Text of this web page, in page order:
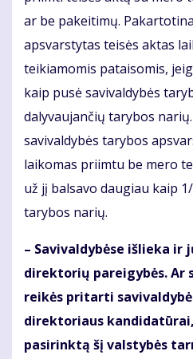
ar be pakeitimų.
apsvarstytas teisės aktas
teikiamomis pataisomis,
kaip pusė savivaldybės
dalyvaujančių tarybos
savivaldybės tarybos
laikomas priimtu be mero
už jį balsavo daugiau kaip
tarybos narių.
– Savivaldybėse išlieka ir
direktorių pareigybės. Ar
reikės pritarti
direktoriaus
pasirinktą šį valstybės